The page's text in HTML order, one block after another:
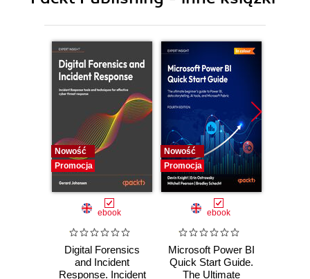
Nowość
Promocja
ebook
Digital Forensics
and Incident
Response. Incident
Nowość
Promocja
ebook
Microsoft Power BI
Quick Start Guide.
The Ultimate